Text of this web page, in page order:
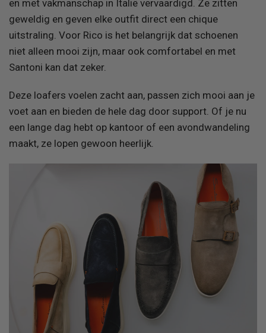
en met vakmanschap in Italië vervaardigd. Ze zitten
geweldig en geven elke outfit direct een chique
uitstraling. Voor Rico is het belangrijk dat schoenen
niet alleen mooi zijn, maar ook comfortabel en met
Santoni kan dat zeker.
Deze loafers voelen zacht aan, passen zich mooi aan je
voet aan en bieden de hele dag door support. Of je nu
een lange dag hebt op kantoor of een avondwandeling
maakt, ze lopen gewoon heerlijk.